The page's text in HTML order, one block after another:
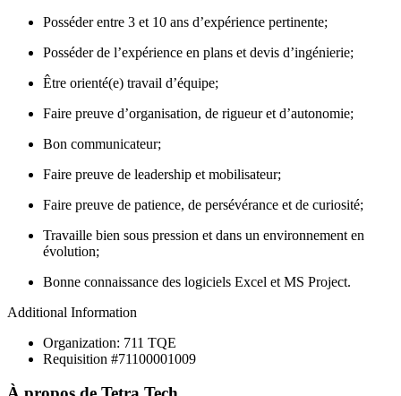
Posséder entre 3 et 10 ans d’expérience pertinente;
Posséder de l’expérience en plans et devis d’ingénierie;
Être orienté(e) travail d’équipe;
Faire preuve d’organisation, de rigueur et d’autonomie;
Bon communicateur;
Faire preuve de leadership et mobilisateur;
Faire preuve de patience, de persévérance et de curiosité;
Travaille bien sous pression et dans un environnement en
évolution;
Bonne connaissance des logiciels Excel et MS Project.
Additional Information
Organization: 711 TQE
Requisition #71100001009